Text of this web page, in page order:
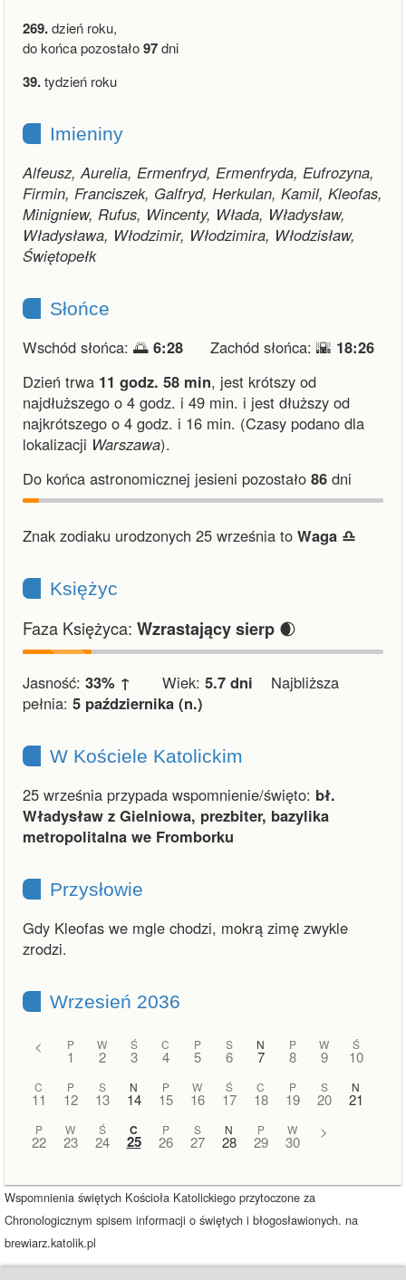
269.dzień roku,
do końca pozostało97dni
39.tydzień roku
Imieniny
Alfeusz, Aurelia, Ermenfryd, Ermenfryda, Eufrozyna,
Firmin, Franciszek, Galfryd, Herkulan, Kamil, Kleofas,
Minigniew, Rufus, Wincenty, Włada, Władysław,
Władysława, Włodzimir, Włodzimira, Włodzisław,
Świętopełk
Słońce
Wschód słońca: 🌅 6:28 Zachód słońca: 🌇 18:26
Dzień trwa 11 godz. 58 min, jest krótszy od
najdłuższego o 4 godz. i 49 min. i jest dłuższy od
najkrótszego o 4 godz. i 16 min. (Czasy podano dla
lokalizacji Warszawa).
Do końca astronomicznej jesieni pozostało 86 dni
Znak zodiaku urodzonych 25 września to Waga ♎︎
Księżyc
Faza Księżyca: Wzrastający sierp 🌒
Jasność: 33% ↑ Wiek: 5.7 dni Najbliższa
pełnia: 5 października (n.)
W Kościele Katolickim
25 września przypada wspomnienie/święto: bł.
Władysław z Gielniowa, prezbiter, bazylika
metropolitalna we Fromborku
Przysłowie
Gdy Kleofas we mgle chodzi, mokrą zimę zwykle
zrodzi.
Wrzesień 2036
< P
1
W
2
Ś
3
C
4
P
5
S
6
N
7
P
8
W
9
Ś
10
C
11
P
12
S
13
N
14
P
15
W
16
Ś
17
C
18
P
19
S
20
N
21
P
22
W
23
Ś
24
C
25
P
26
S
27
N
28
P
29
W
30
>
Wspomnienia świętych Kościoła Katolickiego przytoczone za
Chronologicznym spisem informacji o świętych i błogosławionych. na
brewiarz.katolik.pl